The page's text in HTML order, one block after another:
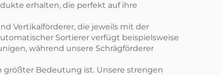
erhalten, die perfekt auf ihre
Vertikalförderer, die jeweils mit der
Sortierer verfügt beispielsweise
während unsere Schrägförderer
größter Bedeutung ist. Unsere strengen